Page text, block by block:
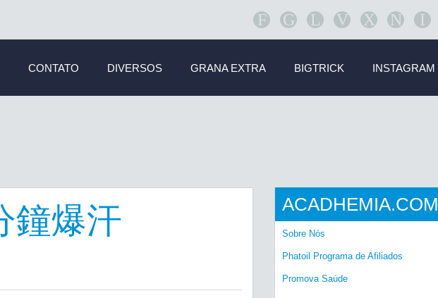
F G L V X N I
CONTATO DIVERSOS GRANA EXTRA BIGTRICK INSTAGRAM
鐘爆汗 ACADHEMIA.COM
Sobre Nós
Phatoil Programa de Afiliados
Promova Saúde